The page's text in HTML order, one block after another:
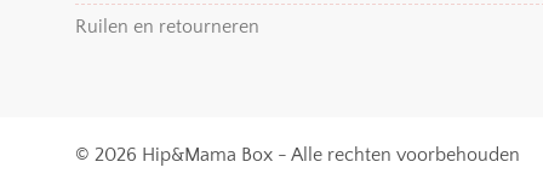
Ruilen en retourneren
© 2026 Hip&Mama Box - Alle rechten voorbehouden